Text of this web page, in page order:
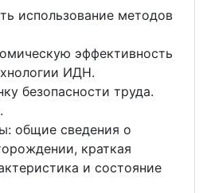
использование методов
эффективность
ИДН.
безопасности труда.
общие сведения о
краткая
и состояние